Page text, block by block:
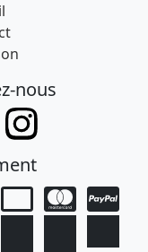
nous